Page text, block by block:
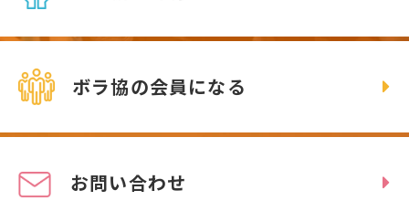
ボラ協の会員になる
お問い合わせ